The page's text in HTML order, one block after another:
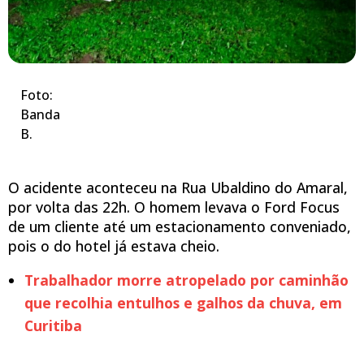
Foto:
Banda
B.
O acidente aconteceu na Rua Ubaldino do Amaral,
por volta das 22h. O homem levava o Ford Focus
de um cliente até um estacionamento conveniado,
pois o do hotel já estava cheio.
Trabalhador morre atropelado por caminhão
que recolhia entulhos e galhos da chuva, em
Curitiba